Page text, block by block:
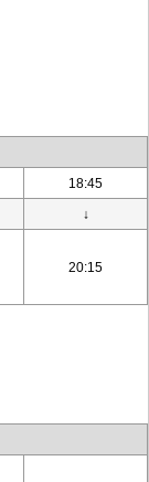
18:45
↓
20:15